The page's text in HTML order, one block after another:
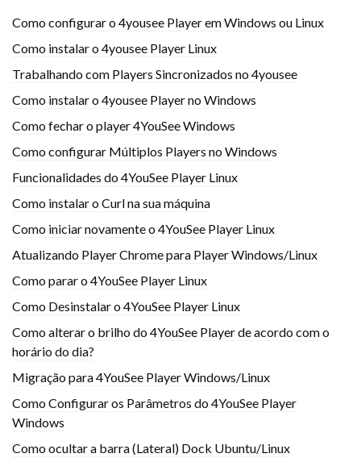
Como configurar o 4yousee Player em Windows ou Linux
Como instalar o 4yousee Player Linux
Trabalhando com Players Sincronizados no 4yousee
Como instalar o 4yousee Player no Windows
Como fechar o player 4YouSee Windows
Como configurar Múltiplos Players no Windows
Funcionalidades do 4YouSee Player Linux
Como instalar o Curl na sua máquina
Como iniciar novamente o 4YouSee Player Linux
Atualizando Player Chrome para Player Windows/Linux
Como parar o 4YouSee Player Linux
Como Desinstalar o 4YouSee Player Linux
Como alterar o brilho do 4YouSee Player de acordo com o
horário do dia?
Migração para 4YouSee Player Windows/Linux
Como Configurar os Parâmetros do 4YouSee Player
Windows
Como ocultar a barra (Lateral) Dock Ubuntu/Linux